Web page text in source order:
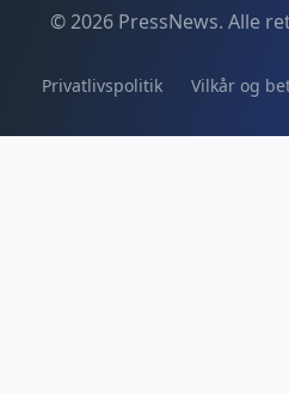
© 2026 PressNews. Alle
Privatlivspolitik Vilkår og